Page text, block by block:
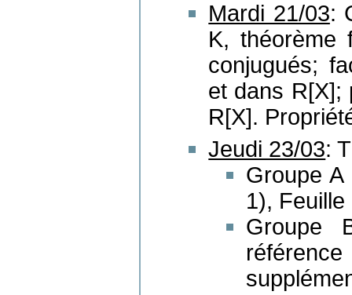
Mardi 21/03:
K, théorème
conjugués;
et dans R[X];
R[X].
Jeudi 23/03:
Groupe
1),
Groupe